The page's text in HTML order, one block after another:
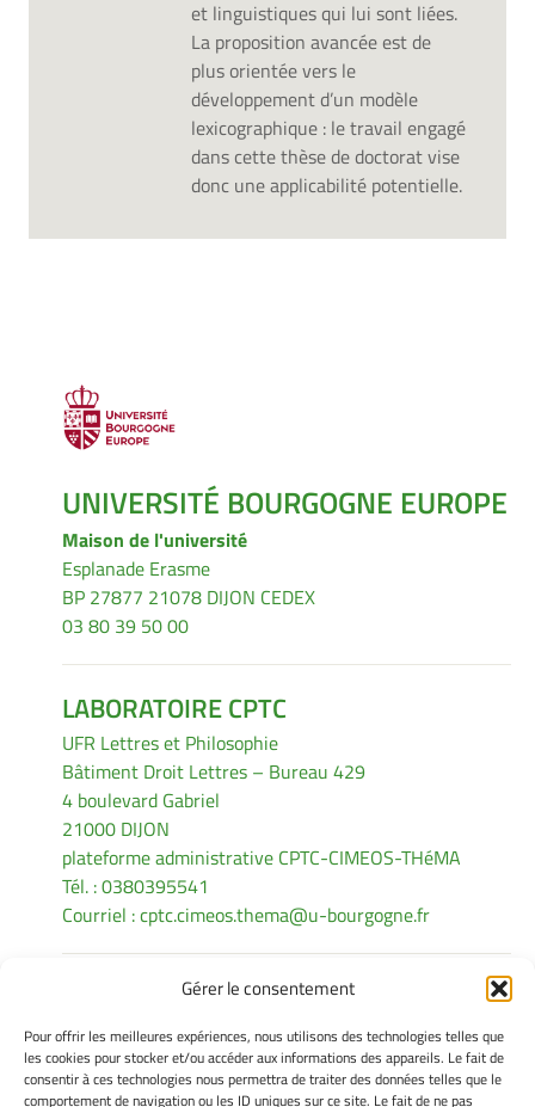
Gérer le consentement
Pour offrir les meilleures expériences, nous utilisons des technologies telles que
les cookies pour stocker et/ou accéder aux informations des appareils. Le fait de
consentir à ces technologies nous permettra de traiter des données telles que le
comportement de navigation ou les ID uniques sur ce site. Le fait de ne pas
et linguistiques qui lui sont liées.
La proposition avancée est de
plus orientée vers le
développement d’un modèle
lexicographique : le travail engagé
dans cette thèse de doctorat vise
donc une applicabilité potentielle.
UNIVERSITÉ BOURGOGNE EUROPE
Maison de l'université
Esplanade Erasme
BP 27877 21078 DIJON CEDEX
03 80 39 50 00
LABORATOIRE CPTC
UFR Lettres et Philosophie
Bâtiment Droit Lettres – Bureau 429
4 boulevard Gabriel
21000 DIJON
plateforme administrative CPTC-CIMEOS-THéMA
Tél. : 0380395541
Courriel :cptc.cimeos.thema@u-bourgogne.fr
INFORMATIONS LÉGALES
Mentions légales
Gérer mes cookies